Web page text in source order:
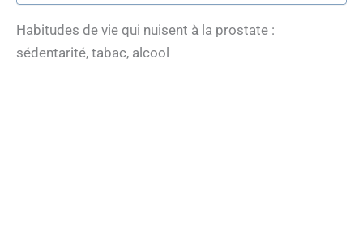
Habitudes de vie qui nuisent à la prostate :
sédentarité, tabac, alcool